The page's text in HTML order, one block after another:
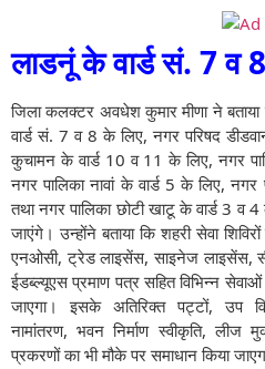
लाडनूं के वार्ड सं. 7 व 8
जिला कलक्टर अवधेश कुमार मीणा ने
वार्ड सं. 7 व 8 के लिए, नगर परिषद
कुचामन के वार्ड 10 व 11 के लिए, नगर
नगर पालिका नावां के वार्ड 5 के लिए,
तथा नगर पालिका छोटी खाटू के वार्ड 3 व
जाएंगे। उन्होंने बताया कि शहरी सेवा
एनओसी, ट्रेड लाइसेंस, साइनेज लाइसेंस,
ईडब्ल्यूएस प्रमाण पत्र सहित विभिन्न
जाएगा। इसके अतिरिक्त पट्टों, उप
नामांतरण, भवन निर्माण स्वीकृति, लीज
प्रकरणों का भी मौके पर समाधान किया